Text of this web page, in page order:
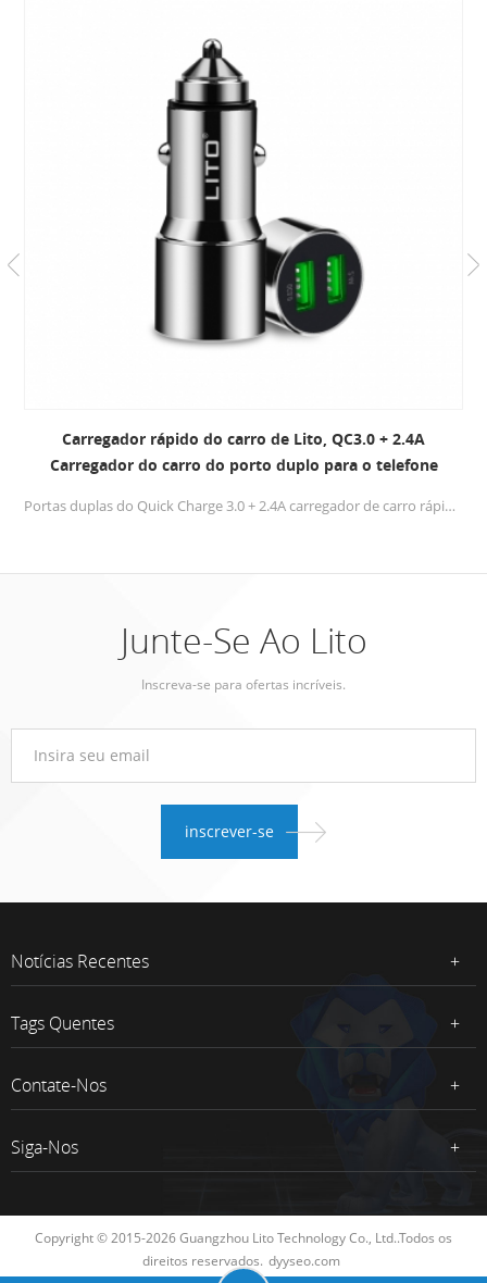
Carregador rápido do carro de Lito, QC3.0 + 2.4A
Carregador do carro do porto duplo para o telefone
Portas duplas do Quick Charge 3.0 + 2.4A carregador de carro rápido oferecem carregamento extremamente rápido para unidades e passageiros.
Junte-Se Ao Lito
Inscreva-se para ofertas incríveis.
Notícias Recentes
Tags Quentes
Contate-Nos
Siga-Nos
Copyright © 2015-2026 Guangzhou Lito Technology Co., Ltd..Todos os
direitos reservados. dyyseo.com